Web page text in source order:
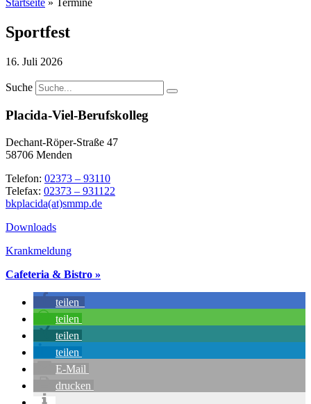
Sportfest
16. Juli 2026
Suche
Placida-Viel-Berufskolleg
Dechant-Röper-Straße 47
58706 Menden
Telefon: 02373 – 93110
Telefax: 02373 – 931122
bkplacida(at)smmp.de
Downloads
Krankmeldung
Cafeteria & Bistro »
teilen
teilen
teilen
teilen
E-Mail
drucken